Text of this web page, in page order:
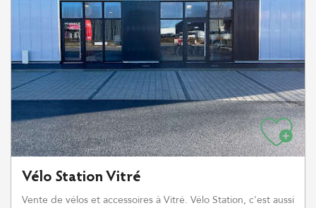
Vélo Station Vitré
Vente de vélos et accessoires à Vitré. Vélo Station, c'est aussi